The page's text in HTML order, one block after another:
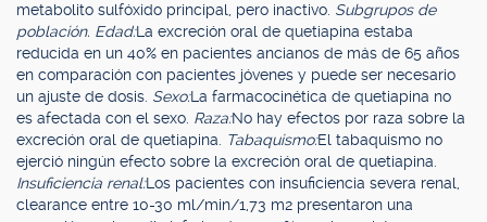
metabolito sulfóxido principal, pero inactivo. Subgrupos de
población. Edad:La excreción oral de quetiapina estaba
reducida en un 40% en pacientes ancianos de más de 65 años
en comparación con pacientes jóvenes y puede ser necesario
un ajuste de dosis. Sexo:La farmacocinética de quetiapina no
es afectada con el sexo. Raza:No hay efectos por raza sobre la
excreción oral de quetiapina.
Tabaquismo:El tabaquismo no
ejerció ningún efecto sobre la excreción oral de quetiapina.
Insuficiencia renal:Los pacientes con insuficiencia severa renal,
clearance entre 10-30 ml/min/1,73 m2 presentaron una